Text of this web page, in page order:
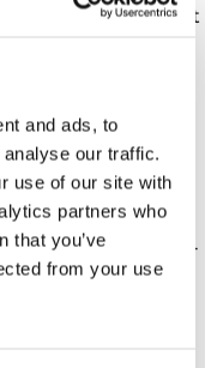
and ads, to
our traffic.
use of our site with
partners who
that you’ve
from your use
boret til et vertikalt
og ble avsluttet
nå permanent
Polar
488 i
7119/12-4
italiensk
i mer enn 70